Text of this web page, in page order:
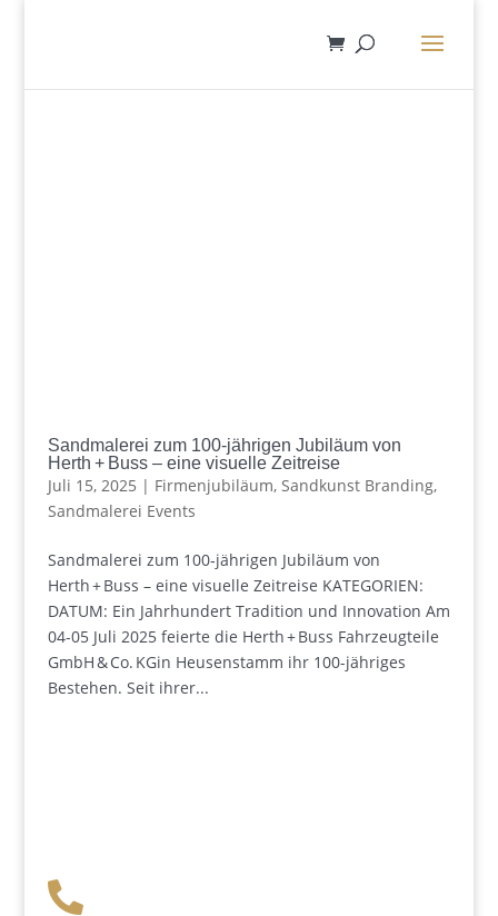
Sandmalerei zum 100‑jährigen Jubiläum von
Herth + Buss – eine visuelle Zeitreise
Juli 15, 2025 | Firmenjubiläum, Sandkunst Branding,
Sandmalerei Events
Sandmalerei zum 100‑jährigen Jubiläum von
Herth + Buss – eine visuelle Zeitreise KATEGORIEN:
DATUM: Ein Jahrhundert Tradition und Innovation Am
04-05 Juli 2025 feierte die Herth + Buss Fahrzeugteile
GmbH & Co. KGin Heusenstamm ihr 100-jähriges
Bestehen. Seit ihrer...
